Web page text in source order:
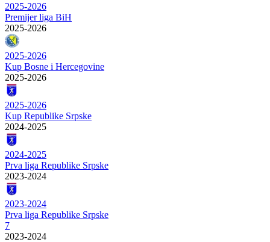
2025-2026
Premijer liga BiH
2025-2026
2025-2026
Kup Bosne i Hercegovine
2025-2026
2025-2026
Kup Republike Srpske
2024-2025
2024-2025
Prva liga Republike Srpske
2023-2024
2023-2024
Prva liga Republike Srpske
7
2023-2024